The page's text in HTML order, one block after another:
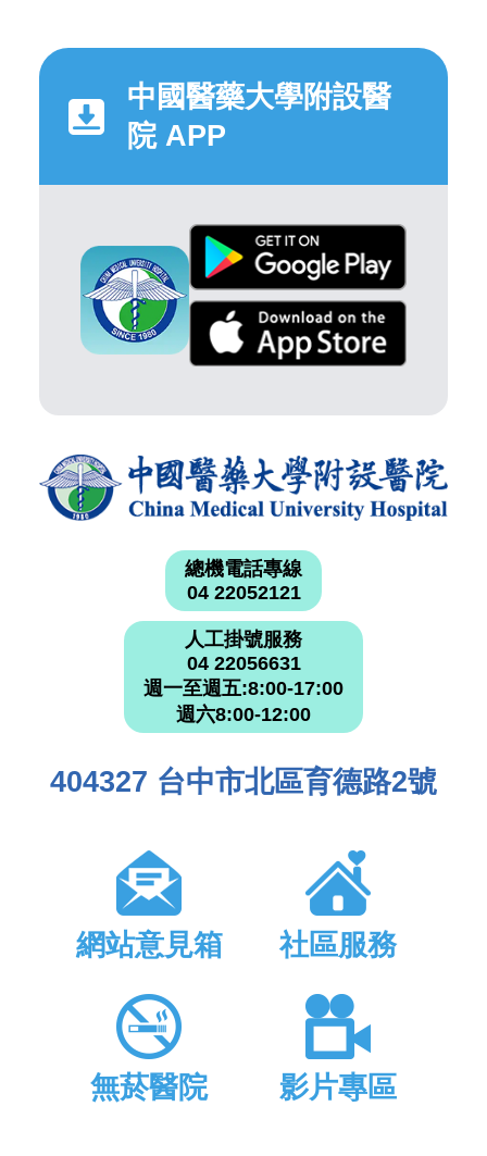
中國醫藥大學附設醫
院 APP
總機電話專線
04 22052121
人工掛號服務
04 22056631
週一至週五:8:00-17:00
週六8:00-12:00
404327 台中市北區育德路2號
網站意見箱 社區服務
無菸醫院 影片專區